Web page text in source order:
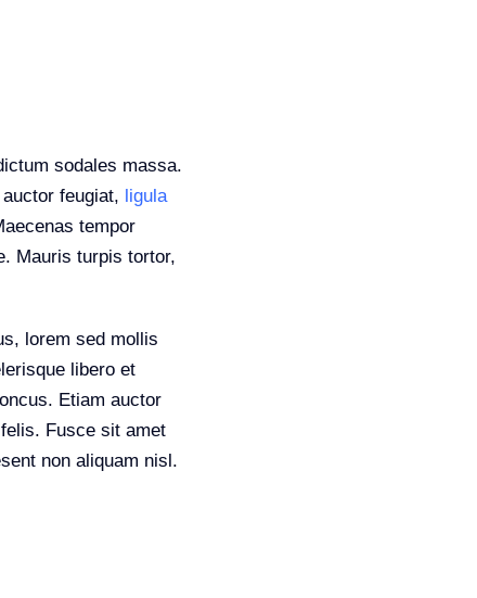
sodales massa.
feugiat, ligula
tempor
Mauris turpis tortor,
lorem sed mollis
libero et
Etiam auctor
Fusce sit amet
non aliquam nisl.